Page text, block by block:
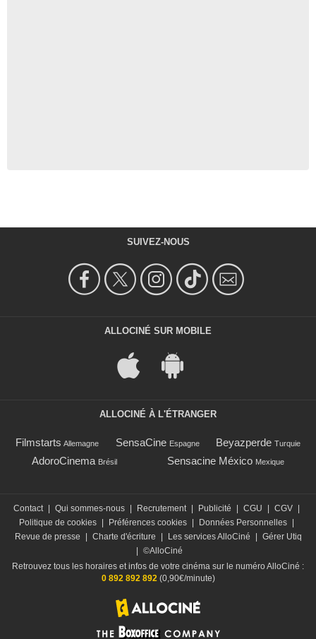
SUIVEZ-NOUS
ALLOCINÉ SUR MOBILE
ALLOCINÉ À L'ÉTRANGER
Filmstarts Allemagne SensaCine Espagne Beyazperde Turquie
AdoroCinema Brésil Sensacine México Mexique
Contact Qui sommes-nous Recrutement Publicité CGU CGV
Politique de cookies
Préférences cookies Données Personnelles
Revue de presse
Charte d'écriture Les services AlloCiné
Gérer Utiq
©AlloCiné
Retrouvez tous les horaires et infos de votre cinéma sur le numéro AlloCiné :
0 892 892 892(0,90€/minute)